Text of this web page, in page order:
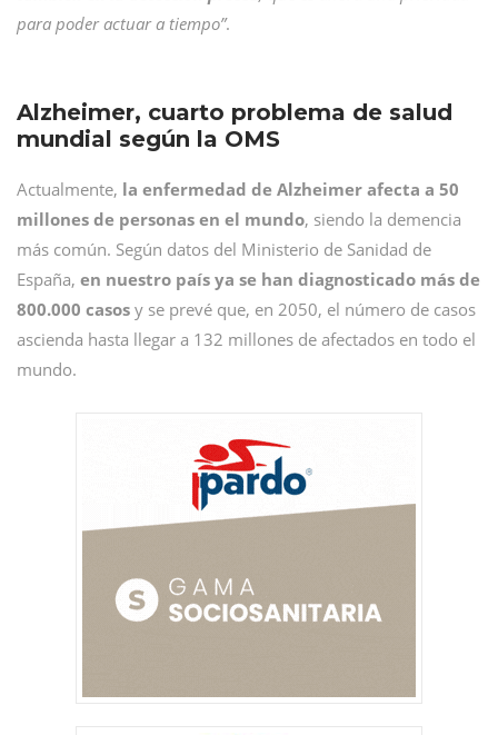
para poder actuar a tiempo”.
Alzheimer, cuarto problema de salud
mundial según la OMS
Actualmente, la enfermedad de Alzheimer afecta a 50
millones de personas en el mundo, siendo la demencia
más común. Según datos del Ministerio de Sanidad de
España, en nuestro país ya se han diagnosticado más de
800.000 casos y se prevé que, en 2050, el número de casos
ascienda hasta llegar a 132 millones de afectados en todo el
mundo.